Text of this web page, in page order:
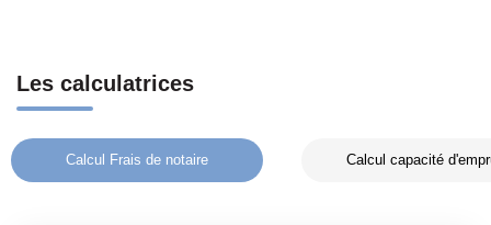
Les calculatrices
Calcul Frais de notaire Calcul capacité